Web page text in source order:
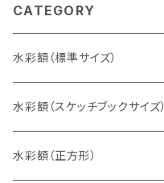
CATEGORY
水彩額（標準サイズ）
インチ判（203×254ミリ）
八切判（242×303ミリ）
水彩額（スケッチブックサイズ）
スケッチ4Ｆ（352×443ミリ）
水彩額（正方形）